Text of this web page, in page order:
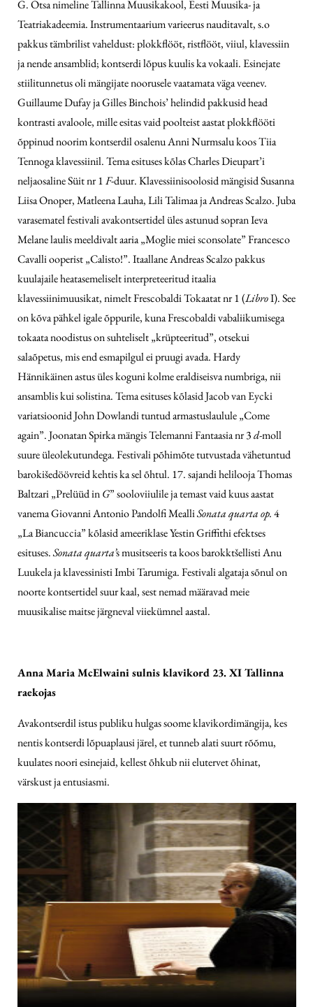
G. Otsa nimeline Tallinna Muusikakool, Eesti Muusika- ja
Teatriakadeemia. Instrumentaarium varieerus nauditavalt, s.o
pakkus tämbrilist vaheldust: plokkflööt, ristflööt, viiul, klavessiin
ja nende ansamblid; kontserdi lõpus kuulis ka vokaali. Esinejate
stiilitunnetus oli mängijate noorusele vaatamata väga veenev.
Guillaume Dufay ja Gilles Binchois’ helindid pakkusid head
kontrasti avaloole, mille esitas vaid poolteist aastat plokkflööti
õppinud noorim kontserdil osalenu Anni Nurmsalu koos Tiia
Tennoga klavessiinil. Tema esituses kõlas Charles Dieupart’i
neljaosaline Süit nr 1F-duur. Klavessiinisoolosid mängisid Susanna
Liisa Onoper, Matleena Lauha, Lili Talimaa ja Andreas Scalzo. Juba
varasematel festivali avakontsertidel üles astunud sopran Ieva
Melane laulis meeldivalt aaria „Moglie miei sconsolate” Francesco
Cavalli ooperist „Calisto!”. Itaallane Andreas Scalzo pakkus
kuulajaile heatasemeliselt interpreteeritud itaalia
klavessiinimuusikat, nimelt Frescobaldi Tokaatat nr 1 (LibroI). See
on kõva pähkel igale õppurile, kuna Frescobaldi vabaliikumisega
tokaata noodistus on suhteliselt „krüpteeritud”, otsekui
salaõpetus, mis end esmapilgul ei pruugi avada. Hardy
Hännikäinen astus üles koguni kolme eraldiseisva numbriga, nii
ansamblis kui solistina. Tema esituses kõlasid Jacob van Eycki
variatsioonid John Dowlandi tuntud armastuslaulule „Come
again”. Joonatan Spirka mängis Telemanni Fantaasia nr 3d-moll
suure üleolekutundega. Festivali põhimõte tutvustada vähetuntud
barokišedöövreid kehtis ka sel õhtul. 17. sajandi helilooja Thomas
Baltzari „Prelüüd inG” sooloviiulile ja temast vaid kuus aastat
vanema Giovanni Antonio Pandolfi MealliSonata quarta op.4
„La Biancuccia” kõlasid ameeriklase Yestin Griffithi efektses
esituses.Sonata quarta’s musitseeris ta koos barokktšellisti Anu
Luukela ja klavessinisti Imbi Tarumiga. Festivali algataja sõnul on
noorte kontsertidel suur kaal, sest nemad määravad meie
muusikalise maitse järgneval viiekümnel aastal.
Anna Maria McElwaini sulnis klavikord 23. XI Tallinna
raekojas
Avakontserdil istus publiku hulgas soome klavikordimängija, kes
nentis kontserdi lõpuaplausi järel, et tunneb alati suurt rõõmu,
kuulates noori esinejaid, kellest õhkub nii elutervet õhinat,
värskust ja entusiasmi.